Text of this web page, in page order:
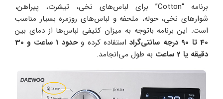
برنامه “Cotton” برای لباس‌های نخی، تیشرت، پیراهن،
شوارهای نخی، حوله، ملحفه و لباس‌های روزمره بسیار مناسب
است. این برنامه باتوجه به میزان کثیفی لباس‌ها از دمای بین
40 تا 90 درجه سانتی‌گراد
استفاده کرده و
حدود 1 ساعت و 30
دقیقه یا 2 ساعت
به طول می‌انجامد.